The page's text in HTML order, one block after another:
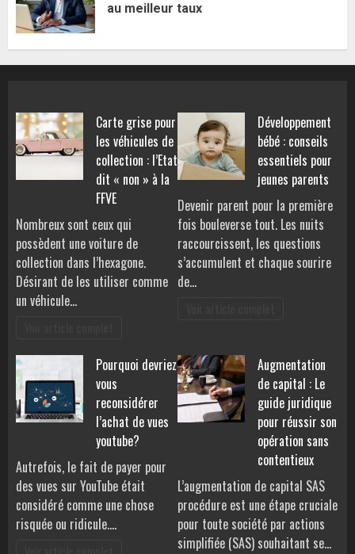
au meilleur taux
Carte grise pour
les véhicules de
collection : l’Etat
dit « non » à la
FFVE
Nombreux sont ceux qui
possèdent une voiture de
collection dans l’hexagone.
Désirant de les utiliser comme
un véhicule…
Développement
bébé : conseils
essentiels pour
jeunes parents
Devenir parent pour la première
fois bouleverse tout. Les nuits
raccourcissent, les questions
s’accumulent et chaque sourire
de…
Pourquoi devriez
vous
reconsidérer
l’achat de vues
youtube?
Autrefois, le fait de payer pour
des vues sur YouTube était
considéré comme une chose
risquée ou ridicule.…
Augmentation
de capital : Le
guide juridique
pour réussir son
opération sans
contentieux
L’augmentation de capital SAS
procédure est une étape cruciale
pour toute société par actions
simplifiée (SAS) souhaitant se…